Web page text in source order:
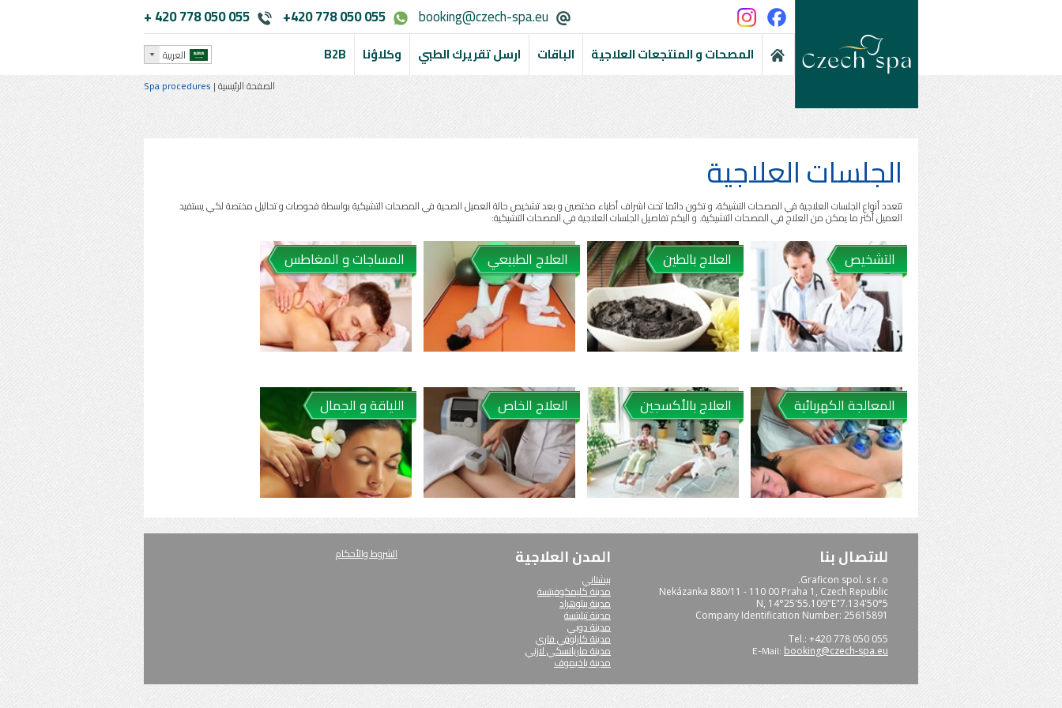
booking@czech-spa.eu
+420 778 050 055
+ 420 778 050 055
المصحات و المنتجعات العلاجية الباقات ارسل تقريرك الطبي وكلاؤنا B2B
العربية
الصفحة الرئيسية|
Spa procedures
الجلسات العلاجية
تتعدد أنواع الجلسات العلاجية في المصحات التشيكة، و تكون دائما تحت اشراف أطباء مختصين و بعد تشخيص حالة العميل الصحية في المصحات التشيكية بواسطة فحوصات و تحاليل مختصة لكي يستفيد
العميل أكثر ما يمكن من العلاج في المصحات التشيكية. و اليكم تفاصيل الجلسات العلاجية في المصحات التشيكية:
التشخيص العلاج بالطين العلاج الطبيعي المساجات و المغاطس
المعالجة الكهربائية العلاج بالأكسجين العلاج الخاص اللياقة و الجمال
للاتصال بنا
Graficon spol. s r. o.
Nekázanka 880/11 - 110 00 Praha 1, Czech Republic
50°5'7.134"N, 14°25'55.109"E
Company Identification Number: 25615891
Tel.: +420 778 050 055
E-Mail: booking@czech-spa.eu
المدن العلاجية
بيشتاني
مدينة كليمكوفيتسة
مدينة بيلوهراد
مدينة تبليتسة
مدينة دوبي
مدينة كارلوفي فاري
مدينة ماريانسكي لازني
مدينة ياخيموف
الشروط والأحكام